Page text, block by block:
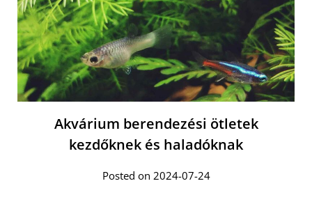
Akvárium berendezési ötletek
kezdőknek és haladóknak
Posted on 2024-07-24